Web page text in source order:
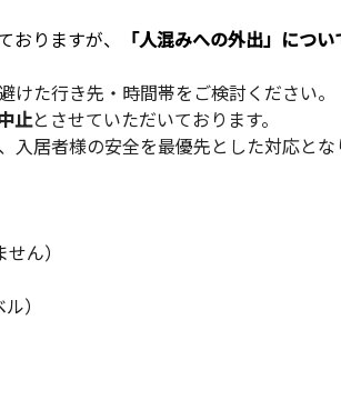
りますが、
「人混みへの外出」につ
た行き先・時間帯をご検討ください。
止とさせていただいております。
入居者様の安全を最優先とした対応と
ん）
）